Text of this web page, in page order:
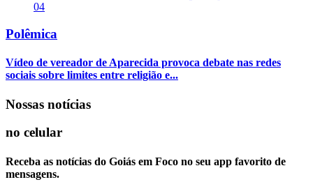
04
Polêmica
Vídeo de vereador de Aparecida provoca debate nas redes
sociais sobre limites entre religião e...
Nossas notícias
no celular
Receba as notícias do Goiás em Foco no seu app favorito de
mensagens.